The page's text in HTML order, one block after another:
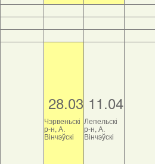
28.03
Чэрвеньскі
р-н, А.
Вінчэўскі
11.04
Лепельскі
р-н, А.
Вінчэўскі